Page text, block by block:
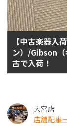
【中古楽器入
ン）/Gibson（
古で入荷！
大宮店
店舗記事